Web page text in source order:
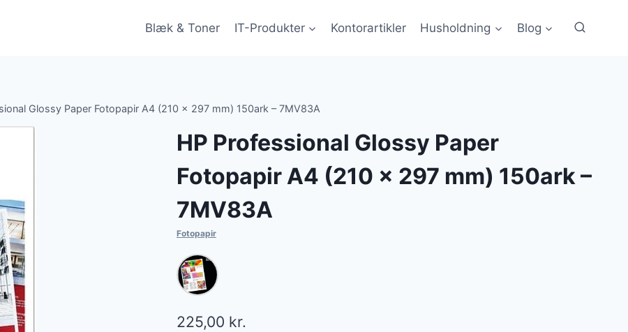
Blæk & Toner IT-Produkter Kontorartikler Husholdning Blog
Glossy Paper Fotopapir A4 (210 x 297 mm) 150ark – 7MV83A
HP Professional Glossy Paper
Fotopapir A4 (210 x 297 mm) 150ark –
7MV83A
Fotopapir
225,00 kr.